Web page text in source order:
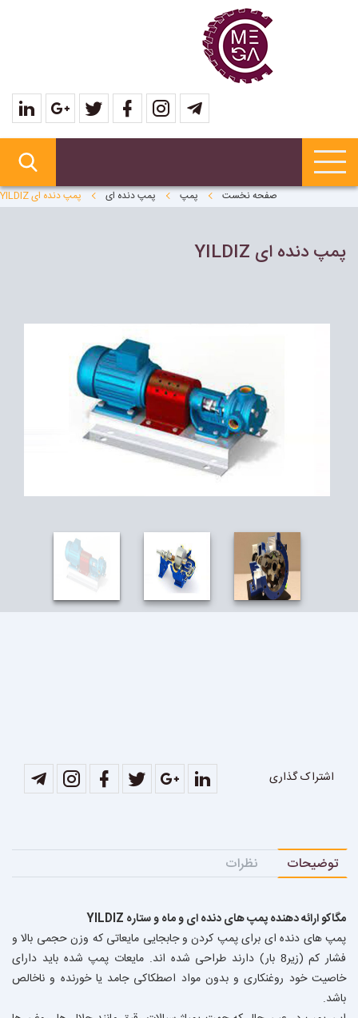
صفحه نخست پمپ پمپ دنده ای پمپ دنده اى YILDIZ
پمپ دنده اى YILDIZ
اشتراک گذاری
توضیحات نظرات
مگاكو ارائه دهنده پمپ هاى دنده اى و ماه و ستاره YILDIZ
پمپ های دنده ای برای پمپ کردن و جابجایی مایعاتی که وزن حجمی بالا و
فشار کم (زیر8 بار) دارند طراحی شده اند. مایعات پمپ شده باید دارای
خاصیت خود روغنکاری و بدون مواد اصطکاکی جامد یا خورنده و ناخالص
باشد.